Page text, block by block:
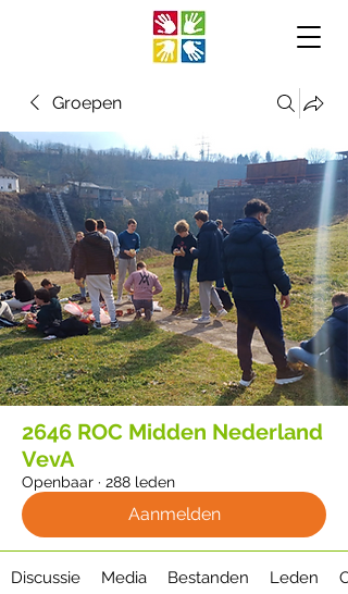
Groepen
2646 ROC Midden Nederland
VevA
Openbaar · 288 leden
Aanmelden
Discussie Media Bestanden Leden